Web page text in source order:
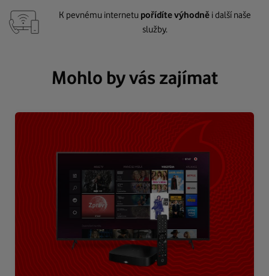
K pevnému internetu pořídíte výhodně i další naše
služby.
Mohlo by vás zajímat